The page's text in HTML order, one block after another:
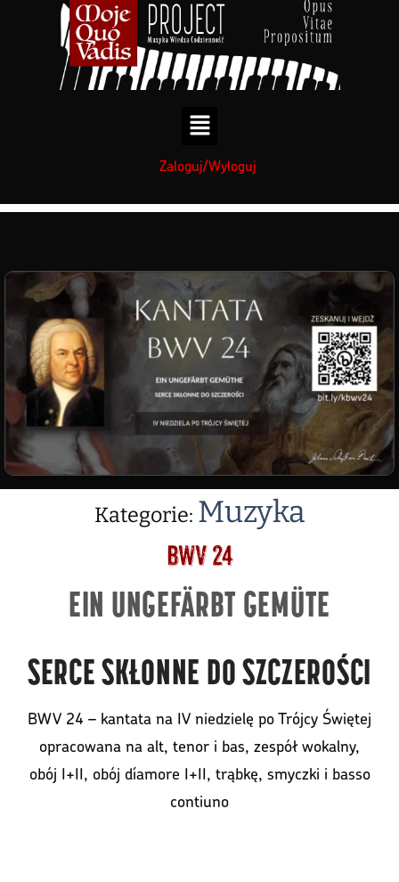
Zaloguj/Wyloguj
Strona główna»Termin wiki: BWV 24
Kategorie: Muzyka
BWV 24
EIN UNGEFÄRBT GEMÜTE
SERCE SKŁONNE DO SZCZEROŚCI
BWV 24 – kantata na IV niedzielę po Trójcy Świętej
opracowana na alt, tenor i bas, zespół wokalny,
obój I+II, obój díamore I+II, trąbkę, smyczki i basso
contiuno